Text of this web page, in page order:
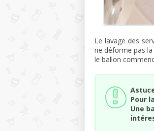
Le lavage des
ne déforme pas
le ballon
Pour
Une